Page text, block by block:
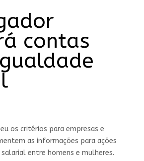
contas
os critérios para empresas e
as informações para ações
entre homens e mulheres.